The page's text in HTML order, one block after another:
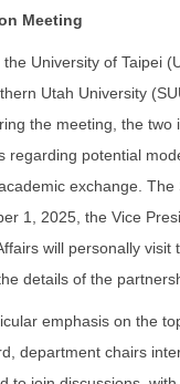
Meeting
University of Taipei
Utah University
the meeting, the two
regarding potential
exchange. The
1, 2025, the Vice
will personally visit
details of the
emphasis on the
department chairs